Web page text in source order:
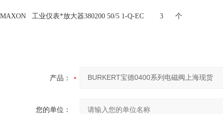
MAXON 工业仪表*放大器380200 50/5 1-Q-EC 3 个
产品：
您的单位：